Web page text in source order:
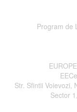
Program de
Str. Sfintii Voievozi,
Sector